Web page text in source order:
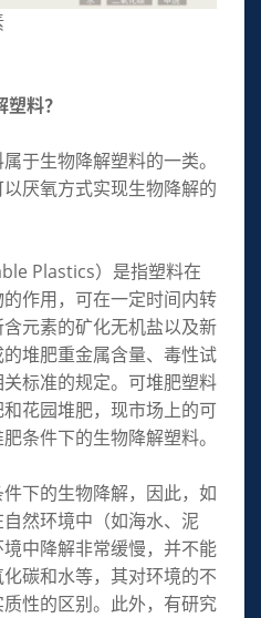
料？
于生物降解塑料的一类。
厌氧方式实现生物降解的
Plastics）是指塑料在
作用，可在一定时间内转
元素的矿化无机盐以及新
堆肥重金属含量、毒性试
标准的规定。可堆肥塑料
花园堆肥，现市场上的可
条件下的生物降解塑料。
下的生物降解，因此，如
然环境中（如海水、泥
中降解非常缓慢，并不能
碳和水等，其对环境的不
性的区别。此外，有研究